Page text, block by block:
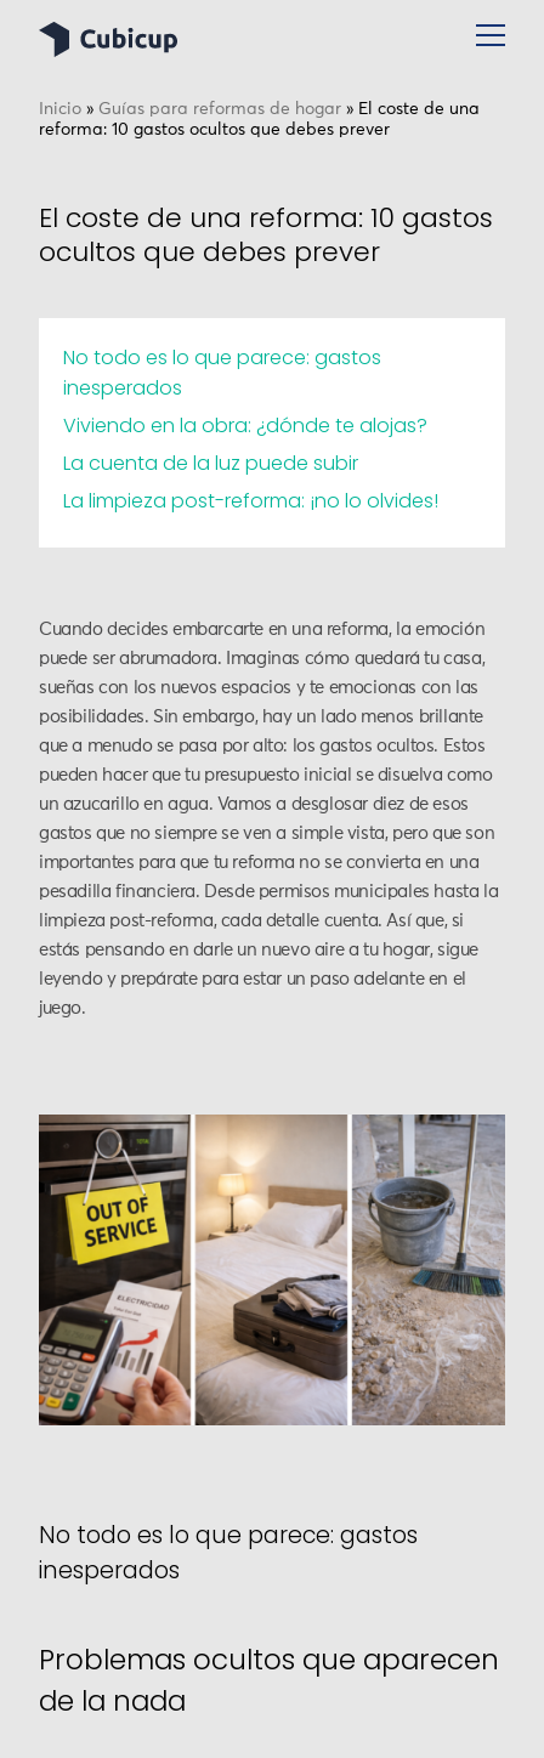
Inicio » Guías para reformas de hogar » El coste de una
reforma: 10 gastos ocultos que debes prever
El coste de una reforma: 10 gastos
ocultos que debes prever
No todo es lo que parece: gastos
inesperados
Viviendo en la obra: ¿dónde te alojas?
La cuenta de la luz puede subir
La limpieza post-reforma: ¡no lo olvides!
Cuando decides embarcarte en una reforma, la emoción
puede ser abrumadora. Imaginas cómo quedará tu casa,
sueñas con los nuevos espacios y te emocionas con las
posibilidades. Sin embargo, hay un lado menos brillante
que a menudo se pasa por alto: los gastos ocultos. Estos
pueden hacer que tu presupuesto inicial se disuelva como
un azucarillo en agua. Vamos a desglosar diez de esos
gastos que no siempre se ven a simple vista, pero que son
importantes para que tu reforma no se convierta en una
pesadilla financiera. Desde permisos municipales hasta la
limpieza post-reforma, cada detalle cuenta. Así que, si
estás pensando en darle un nuevo aire a tu hogar, sigue
leyendo y prepárate para estar un paso adelante en el
juego.
No todo es lo que parece: gastos
inesperados
Problemas ocultos que aparecen
de la nada